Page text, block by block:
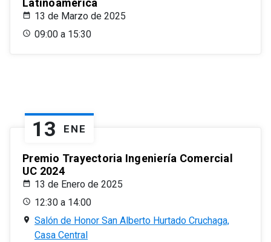
Latinoamérica
13 de Marzo de 2025
09:00 a 15:30
13 ENE
Premio Trayectoria Ingeniería Comercial
UC 2024
13 de Enero de 2025
12:30 a 14:00
Salón de Honor San Alberto Hurtado Cruchaga,
Casa Central